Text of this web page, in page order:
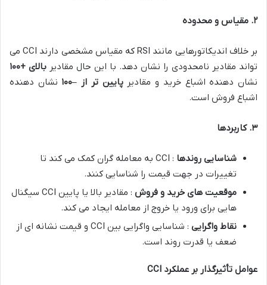
۲. مقیاس و محدوده
بر خلاف اندیکاتورهایی مانند RSI که مقیاس مشخصی دارند CCI می
تواند مقادیر نامحدودی را نشان دهد. با این حال مقادیر بالای +۱۰۰
نشان دهنده اشباع خرید و مقادیرپایین تر از –۱۰۰ نشان دهنده
اشباع فروش است.
۳.کاربردها
شناسایی روندها
: CCI به معامله گران کمک می کند تا
تغییرات در جهت قیمت را شناسایی کنند.
موقعیت های خرید و فروش
: مقادیر بالا یا پایین CCI سیگنال
هایی برای ورود یا خروج از معامله ایجاد می کند.
نقاط واگرایی
: شناسایی واگرایی بین CCI و قیمت نشانه ای از
ضعف یا قدرت روند است.
عوامل تأثیرگذار بر عملکرد